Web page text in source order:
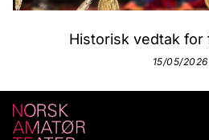
Historisk vedtak for
15/05/2026